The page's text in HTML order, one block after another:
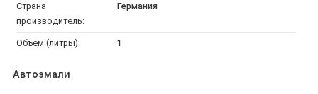
Страна
производитель:
Германия
Объем (литры): 1
Автоэмали